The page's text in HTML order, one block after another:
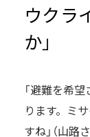
ウクラ
か」
「避難を希
ります。ミ
すね」（山路